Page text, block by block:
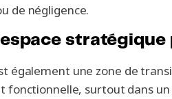
de négligence.
également une zone de
fonctionnelle, surtout dans un